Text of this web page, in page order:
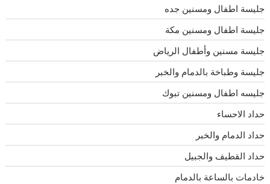
جليسة اطفال ومسنين جده
جليسة اطفال ومسنين مكة
جليسة مسنين وأطفال الرياض
جليسة وطباخة بالدمام والخبر
جليسه اطفال ومسنين تبوك
حداد الاحساء
حداد الدمام والخبر
حداد القطيف والجبيل
خادمات بالساعة بالدمام